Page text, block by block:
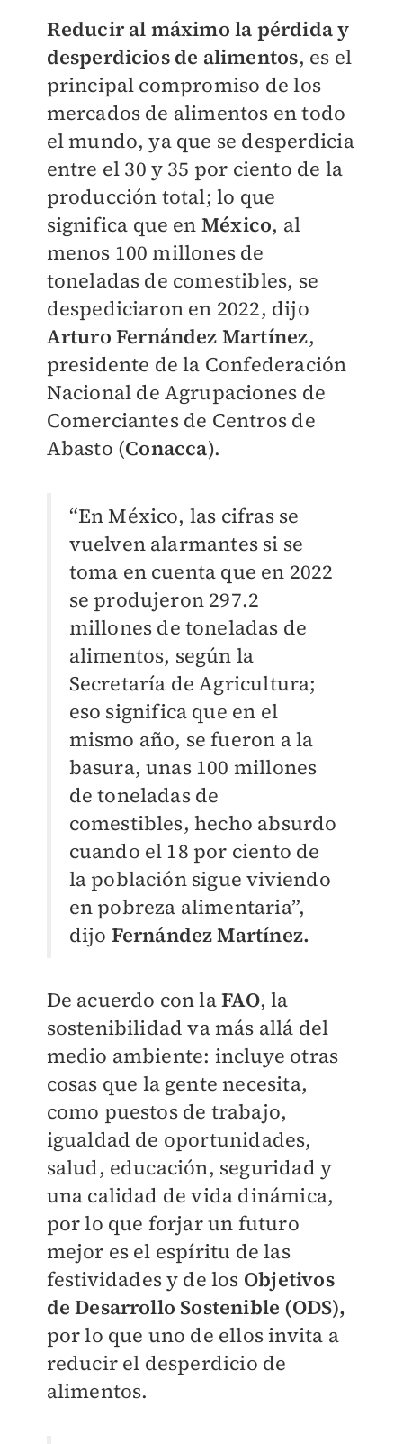
Reducir al máximo la pérdida y
desperdicios de alimentos, es el
principal compromiso de los
mercados de alimentos en todo
el mundo, ya que se desperdicia
entre el 30 y 35 por ciento de la
producción total; lo que
significa que en México, al
menos 100 millones de
toneladas de comestibles, se
despediciaron en 2022, dijo
Arturo Fernández Martínez,
presidente de la Confederación
Nacional de Agrupaciones de
Comerciantes de Centros de
Abasto (Conacca).
“En México, las cifras se
vuelven alarmantes si se
toma en cuenta que en 2022
se produjeron 297.2
millones de toneladas de
alimentos, según la
Secretaría de Agricultura;
eso significa que en el
mismo año, se fueron a la
basura, unas 100 millones
de toneladas de
comestibles, hecho absurdo
cuando el 18 por ciento de
la población sigue viviendo
en pobreza alimentaria”,
dijo Fernández Martínez.
De acuerdo con laFAO, la
sostenibilidad va más allá del
medio ambiente: incluye otras
cosas que la gente necesita,
como puestos de trabajo,
igualdad de oportunidades,
salud, educación, seguridad y
una calidad de vida dinámica,
por lo que forjar un futuro
mejor es el espíritu de las
festividades y de los Objetivos
de Desarrollo Sostenible (ODS),
por lo que uno de ellos invita a
reducir el desperdicio de
alimentos.